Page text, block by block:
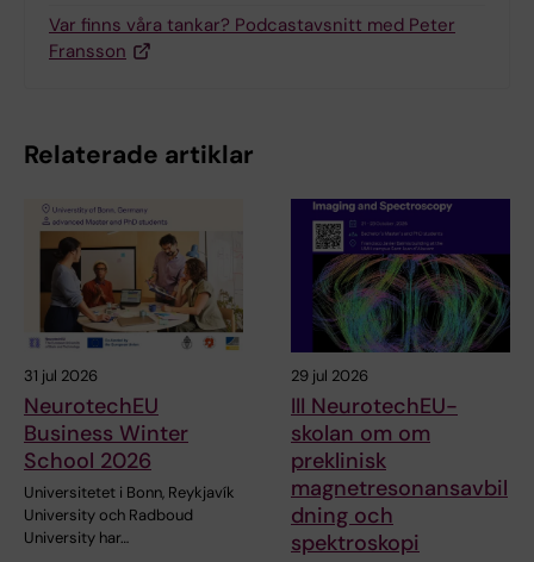
Var finns våra tankar? Podcastavsnitt med Peter
Fransson
Relaterade artiklar
31 jul 2026
NeurotechEU
Business Winter
School 2026
Universitetet i Bonn, Reykjavík
University och Radboud
University har…
29 jul 2026
III NeurotechEU-
skolan om om
preklinisk
magnetresonansavbil
dning och
spektroskopi